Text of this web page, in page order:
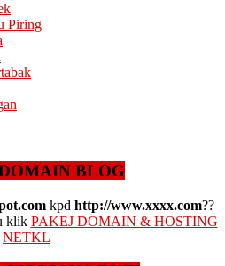
Piring
BLOG
kpd http://www.xxxx.com??
klik PAKEJ DOMAIN & HOSTING
NETKL